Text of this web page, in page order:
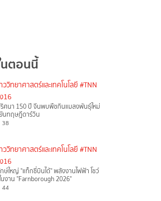
ตอนนี้
ววิทยาศาสตร์และเทคโนโลยี #TNN
16
ริศนา 150 ปี จีนพบพืชกินแมลงพันธุ์ใหม่
นทฤษฎีดาร์วิน
38
ววิทยาศาสตร์และเทคโนโลยี #TNN
16
ษ์ใหญ่ "แท็กซี่บินได้" พลังงานไฟฟ้า โชว์
นงาน "Farnborough 2026"
44